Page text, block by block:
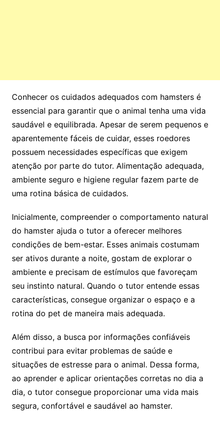
Conhecer os cuidados adequados com hamsters é
essencial para garantir que o animal tenha uma vida
saudável e equilibrada. Apesar de serem pequenos e
aparentemente fáceis de cuidar, esses roedores
possuem necessidades específicas que exigem
atenção por parte do tutor. Alimentação adequada,
ambiente seguro e higiene regular fazem parte de
uma rotina básica de cuidados.
Inicialmente, compreender o comportamento natural
do hamster ajuda o tutor a oferecer melhores
condições de bem-estar. Esses animais costumam
ser ativos durante a noite, gostam de explorar o
ambiente e precisam de estímulos que favoreçam
seu instinto natural. Quando o tutor entende essas
características, consegue organizar o espaço e a
rotina do pet de maneira mais adequada.
Além disso, a busca por informações confiáveis
contribui para evitar problemas de saúde e
situações de estresse para o animal. Dessa forma,
ao aprender e aplicar orientações corretas no dia a
dia, o tutor consegue proporcionar uma vida mais
segura, confortável e saudável ao hamster.